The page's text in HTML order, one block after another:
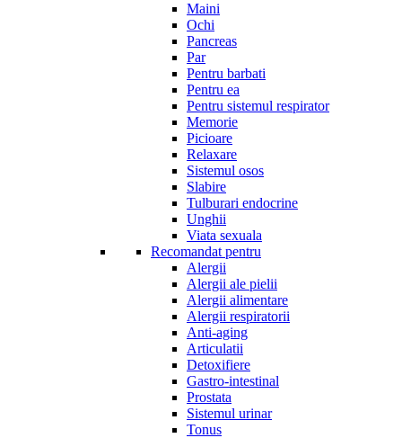
Maini
Ochi
Pancreas
Par
Pentru barbati
Pentru ea
Pentru sistemul respirator
Memorie
Picioare
Relaxare
Sistemul osos
Slabire
Tulburari endocrine
Unghii
Viata sexuala
Recomandat pentru
Alergii
Alergii ale pielii
Alergii alimentare
Alergii respiratorii
Anti-aging
Articulatii
Detoxifiere
Gastro-intestinal
Prostata
Sistemul urinar
Tonus